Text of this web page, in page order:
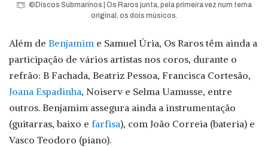
©Discos Submarinos | Os Raros junta, pela primeira vez num tema
original, os dois músicos.
Além de Benjamim e Samuel Úria, Os Raros têm ainda a
participação de vários artistas nos coros, durante o
refrão: B Fachada, Beatriz Pessoa, Francisca Cortesão,
Joana Espadinha, Noiserv e Selma Uamusse, entre
outros. Benjamim assegura ainda a instrumentação
(guitarras, baixo e farfisa), com João Correia (bateria) e
Vasco Teodoro (piano).